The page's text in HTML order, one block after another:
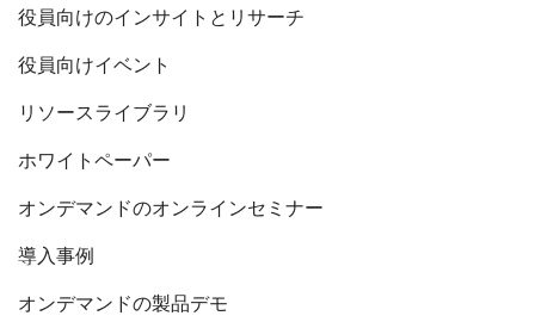
役員向けのインサイトとリサーチ
役員向けイベント
リソースライブラリ
ホワイトペーパー
オンデマンドのオンラインセミナー
導入事例
オンデマンドの製品デモ